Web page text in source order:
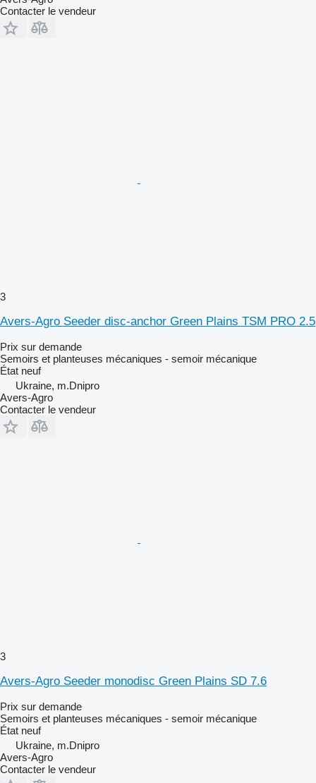
Contacter le vendeur
3
Avers-Agro Seeder disc-anchor Green Plains TSM PRO 2.5
Prix sur demande
Semoirs et planteuses mécaniques - semoir mécanique
État neuf
Ukraine, m.Dnipro
Avers-Agro
Contacter le vendeur
3
Avers-Agro Seeder monodisc Green Plains SD 7.6
Prix sur demande
Semoirs et planteuses mécaniques - semoir mécanique
État neuf
Ukraine, m.Dnipro
Avers-Agro
Contacter le vendeur